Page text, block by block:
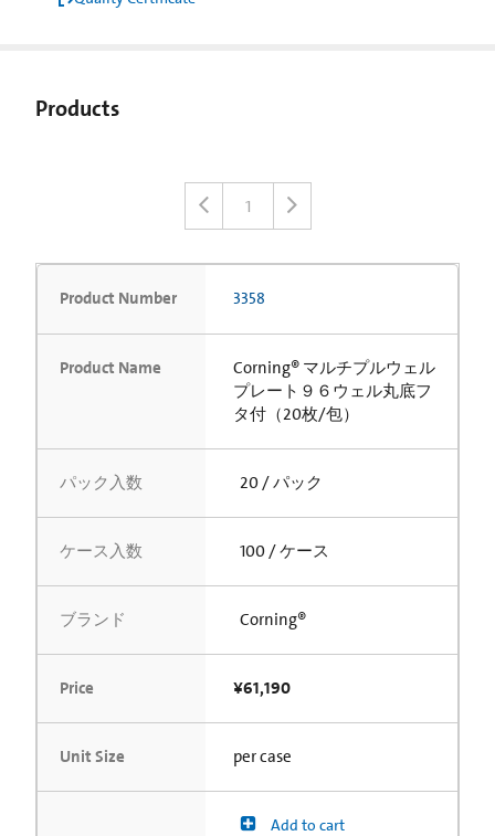
Products
1
Product Number 3358
Product Name
Corning® マルチプルウェル
プレート９６ウェル丸底フ
タ付（20枚/包）
パック入数 20 / パック
ケース入数 100 / ケース
ブランド Corning®
Price ¥61,190
Unit Size per case
Add to cart